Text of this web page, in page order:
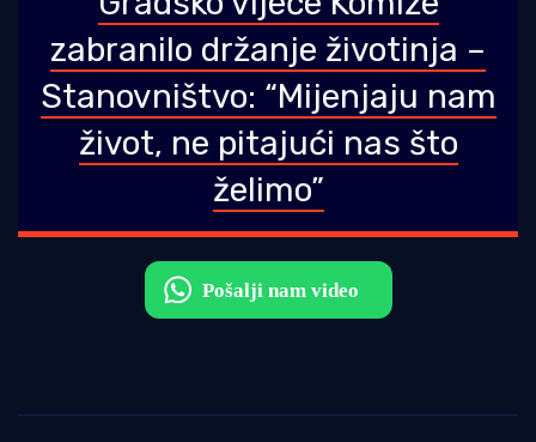
zabranilo držanje životinja –
Stanovništvo: “Mijenjaju nam
život, ne pitajući nas što
želimo”